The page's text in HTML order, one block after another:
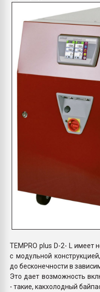
TEMPRO plus D-2- L имеет
с модульной
до бесконечности в
Это дает возможность
- такие, какхолодный